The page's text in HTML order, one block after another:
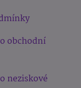
obchodní
neziskové